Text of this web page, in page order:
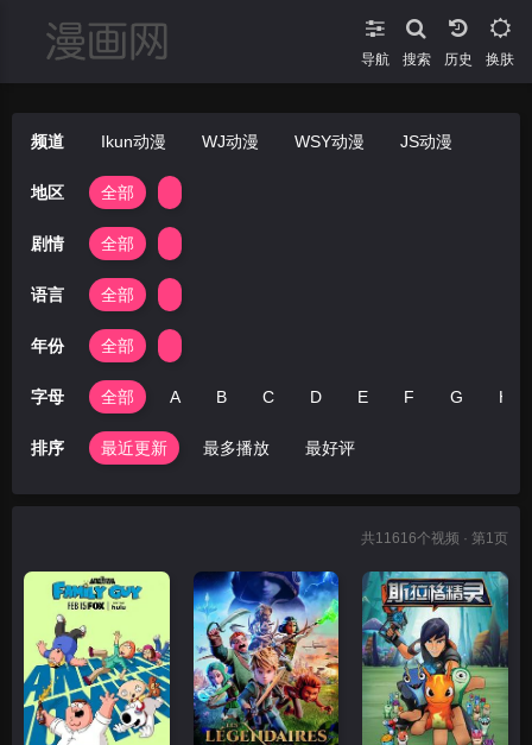
导航 搜索 换肤
频道 Ikun动漫 WJ动漫 WSY动漫 JS动漫
地区 全部
剧情 全部
语言 全部
年份 全部
字母 全部 A B C D E F G H
排序 最近更新 最多播放 最好评
共11616个视频 · 第1页